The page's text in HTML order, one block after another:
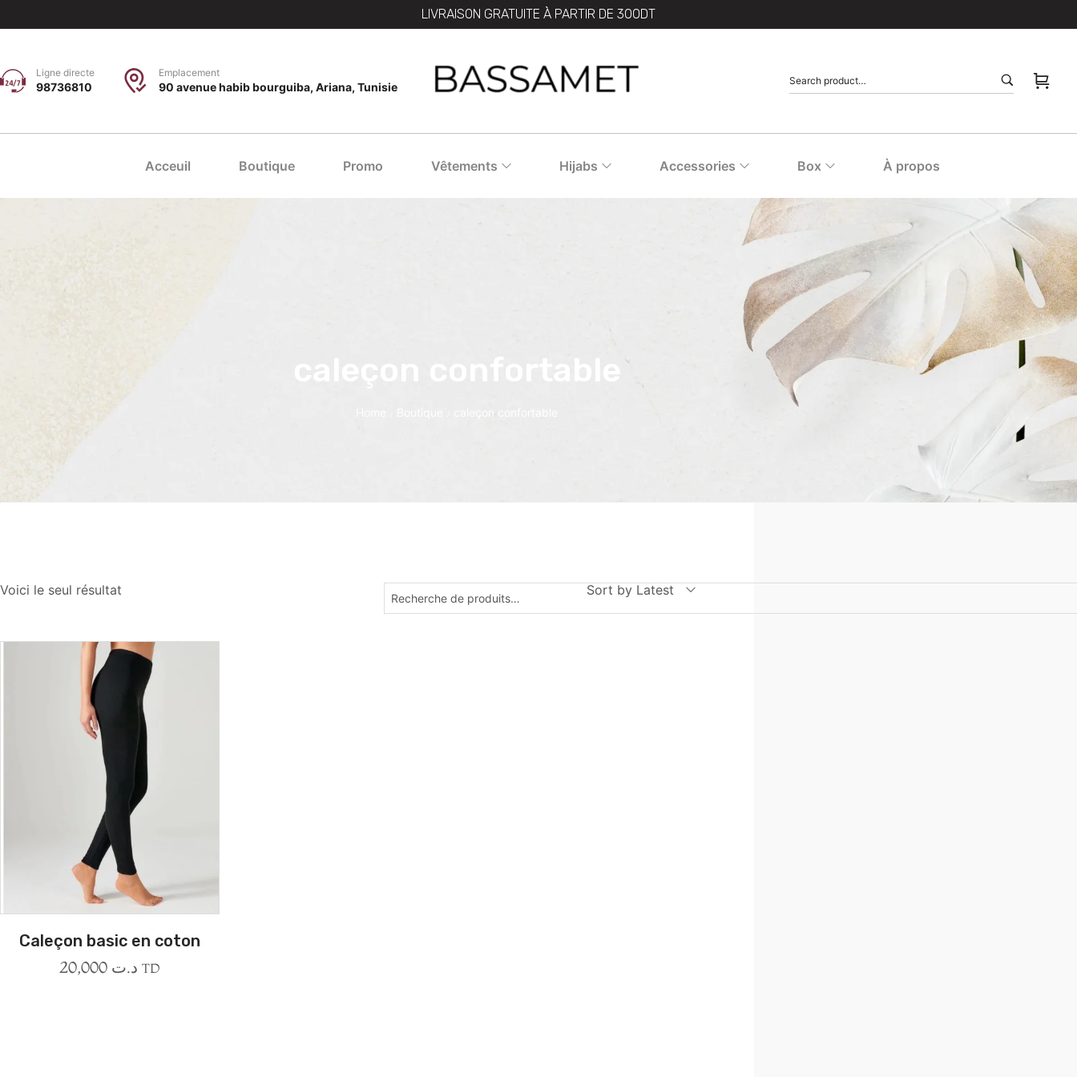
LIVRAISON GRATUITE À PARTIR DE 300DT
Ligne directe
98736810
Emplacement
90 avenue habib bourguiba, Ariana, Tunisie
Acceuil Boutique Promo Vêtements Hijabs Accessories Box À propos
caleçon confortable
Voici le seul résultat Sort by Latest
Caleçon basic en coton
د.ت TD